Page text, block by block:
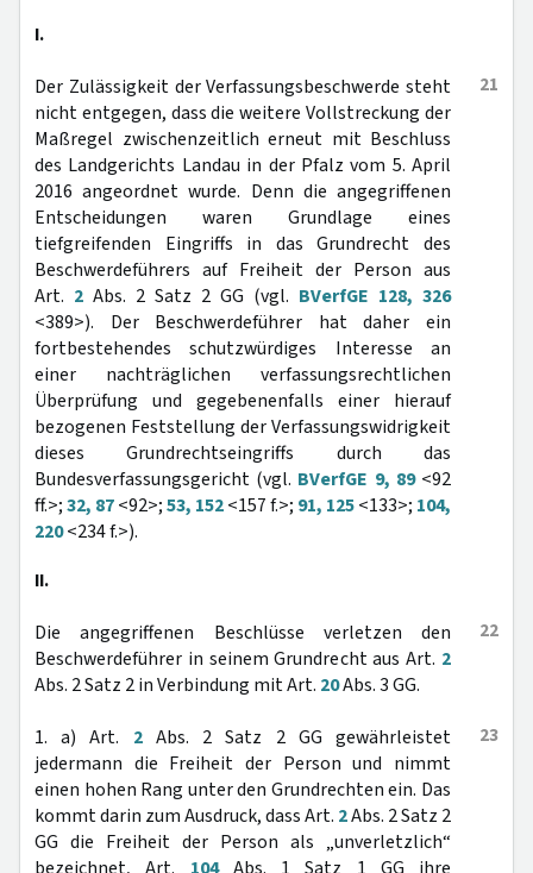
I.
21
Der Zulässigkeit der Verfassungsbeschwerde steht
nicht entgegen, dass die weitere Vollstreckung der
Maßregel zwischenzeitlich erneut mit Beschluss
des Landgerichts Landau in der Pfalz vom 5. April
2016 angeordnet wurde. Denn die angegriffenen
Entscheidungen waren Grundlage eines
tiefgreifenden Eingriffs in das Grundrecht des
Beschwerdeführers auf Freiheit der Person aus
Art. 2 Abs. 2 Satz 2 GG (vgl. BVerfGE 128, 326
<389>). Der Beschwerdeführer hat daher ein
fortbestehendes schutzwürdiges Interesse an
einer nachträglichen verfassungsrechtlichen
Überprüfung und gegebenenfalls einer hierauf
bezogenen Feststellung der Verfassungswidrigkeit
dieses Grundrechtseingriffs durch das
Bundesverfassungsgericht (vgl. BVerfGE 9, 89<92
ff.>;32, 87<92>;53, 152<157 f.>; 91, 125<133>; 104,
220<234 f.>).
II.
22
Die angegriffenen Beschlüsse verletzen den
Beschwerdeführer in seinem Grundrecht aus Art. 2
Abs. 2 Satz 2 in Verbindung mit Art. 20Abs. 3 GG.
23
1. a) Art. 2Abs. 2 Satz 2 GG gewährleistet
jedermann die Freiheit der Person und nimmt
einen hohen Rang unter den Grundrechten ein. Das
kommt darin zum Ausdruck, dass Art. 2Abs. 2 Satz 2
GG die Freiheit der Person als „unverletzlich“